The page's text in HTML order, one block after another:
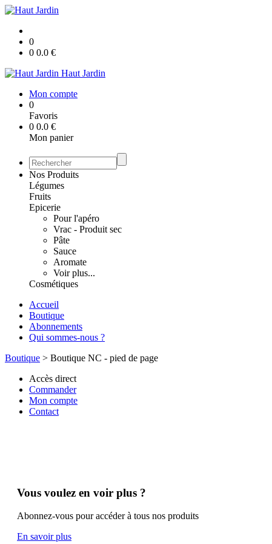
0
0 0.0 €
Haut Jardin
Mon compte
0
Favoris
0 0.0 €
Mon panier
Nos Produits
Légumes
Fruits
Epicerie
Pour l'apéro
Vrac - Produit sec
Pâte
Sauce
Aromate
Voir plus...
Cosmétiques
Accueil
Boutique
Abonnements
Qui sommes-nous ?
Boutique > Boutique NC - pied de page
Accès direct
Commander
Mon compte
Contact
Vous voulez en voir plus ?
Abonnez-vous pour accéder à tous nos produits
En savoir plus